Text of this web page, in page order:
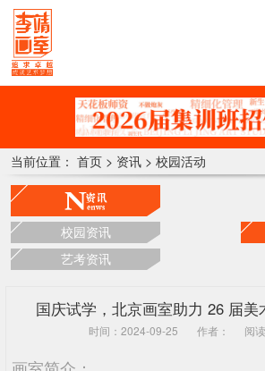
当前位置： 首页 > 资讯 > 校园活动
校园资讯
艺考资讯
国庆试学，北京画室助力 26 届美
时间：2024-09-25 作者： 阅